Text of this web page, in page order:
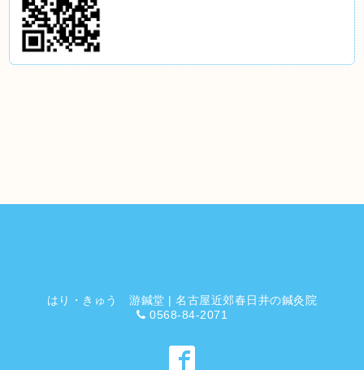
はり・きゅう 游鍼堂 | 名古屋近郊春日井の鍼灸院
0568-84-2071